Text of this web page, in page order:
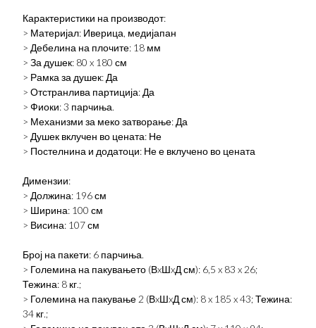
Карактеристики на производот:
> Материјал: Иверица, медијапан
> Дебелина на плочите: 18 мм
> За душек: 80 x 180 см
> Рамка за душек: Да
> Отстранлива партиција: Да
> Фиоки: 3 парчиња.
> Механизми за меко затворање: Да
> Душек вклучен во цената: Не
> Постелнина и додатоци: Не е вклучено во цената
Димензии:
> Должина: 196 см
> Ширина: 100 см
> Висина: 107 см
Број на пакети: 6 парчиња.
> Големина на пакувањето (ВxШxД см): 6,5 x 83 x 26;
Тежина: 8 кг.;
> Големина на пакување 2 (ВxШxД см): 8 x 185 x 43; Тежина:
34 кг.;